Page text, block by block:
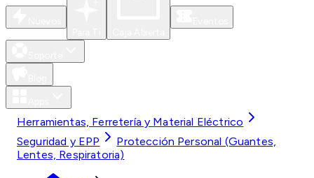
Herramientas, Ferretería y Material Eléctrico
Seguridad y EPP
Protección Personal (Guantes,
Lentes, Respiratoria)